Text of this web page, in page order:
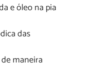
e óleo na pia
das
maneira